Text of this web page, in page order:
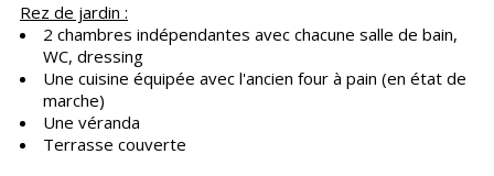
Rez de jardin :
2 chambres indépendantes avec chacune salle de bain,
WC, dressing
Une cuisine équipée avec l'ancien four à pain (en état de
marche)
Une véranda
Terrasse couverte